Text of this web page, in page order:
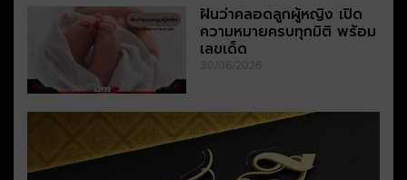
ฝันว่าคลอดลูกผู้หญิง เปิด
ความหมายครบทุกมิติ พร้อม
เลขเด็ด
30/06/2026